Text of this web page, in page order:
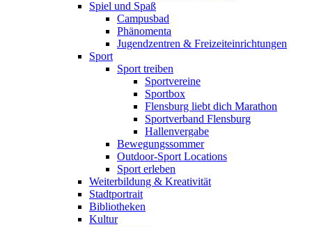
Spiel und Spaß
Campusbad
Phänomenta
Jugendzentren & Freizeiteinrichtungen
Sport
Sport treiben
Sportvereine
Sportbox
Flensburg liebt dich Marathon
Sportverband Flensburg
Hallenvergabe
Bewegungssommer
Outdoor-Sport Locations
Sport erleben
Weiterbildung & Kreativität
Stadtportrait
Bibliotheken
Kultur